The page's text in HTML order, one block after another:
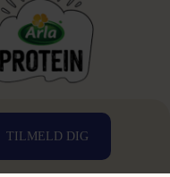
TILMELD DIG